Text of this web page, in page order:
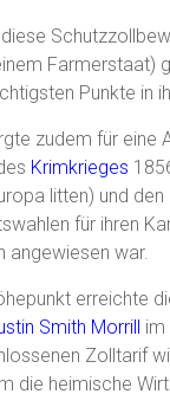
Farmerstaat)
Punkte in
zudem für eine
Krimkrieges
litten) und
für ihren
angewiesen war.
erreichte
Smith Morrill im
Zolltarif
die heimische